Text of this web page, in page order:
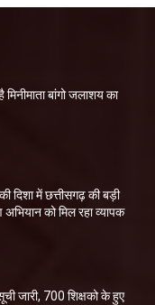
बांगो जलाशय का
दिशा में छत्तीसगढ़ की बड़ी
को मिल रहा व्यापक
जारी, 700 शिक्षको के हुए